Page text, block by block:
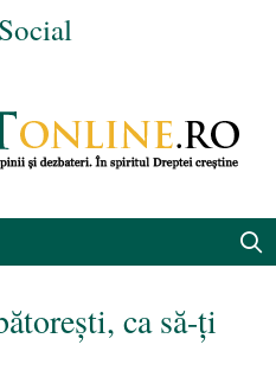
Social
ca să-ți